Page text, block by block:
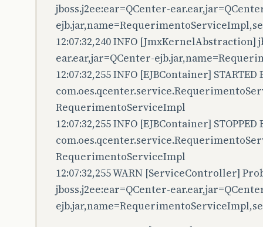
jboss.j2ee:ear=QCenter-
12:07:32,240 INFO [JmxKernelAbstraction]
ear.ear,jar=QCenter-
12:07:32,255 INFO [EJBContainer] STARTED
RequerimentoServiceImpl
12:07:32,255 INFO [EJBContainer] STOPPED
RequerimentoServiceImpl
12:07:32,255 WARN [ServiceController]
jboss.j2ee:ear=QCenter-